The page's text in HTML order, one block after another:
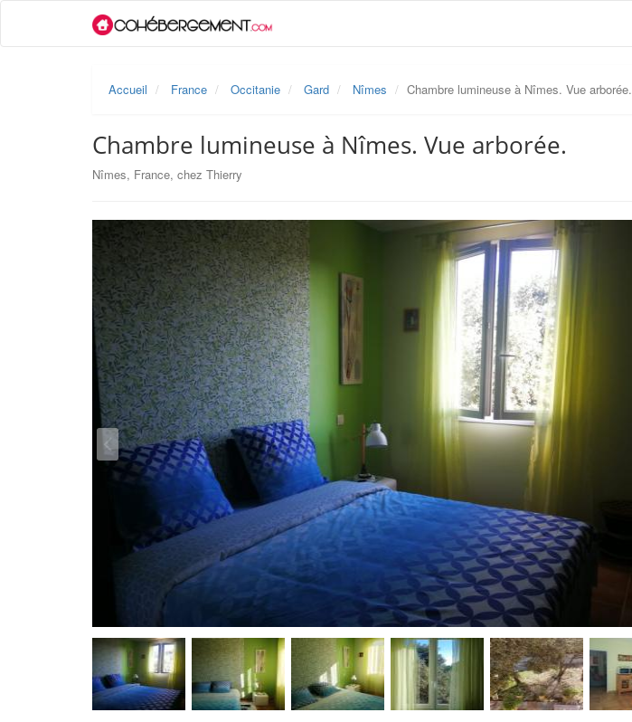
Accueil France Occitanie Gard Nîmes Chambre lumineuse à Nîmes. Vue arborée.
Chambre lumineuse à Nîmes. Vue arborée.
Nîmes, France, chez Thierry